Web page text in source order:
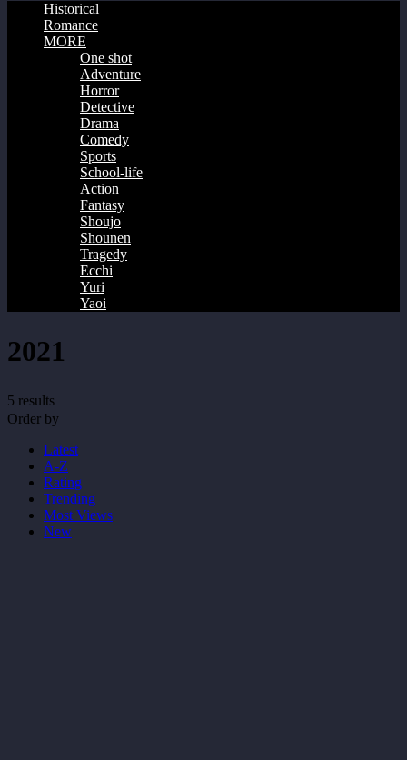
Historical
Romance
MORE
One shot
Adventure
Horror
Detective
Drama
Comedy
Sports
School-life
Action
Fantasy
Shoujo
Shounen
Tragedy
Ecchi
Yuri
Yaoi
2021
5 results
Order by
Latest
A-Z
Rating
Trending
Most Views
New